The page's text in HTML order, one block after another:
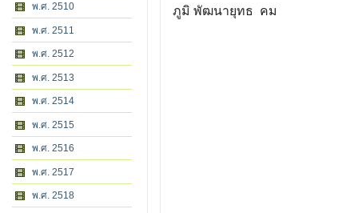
พ.ศ. 2510
พ.ศ. 2511
พ.ศ. 2512
พ.ศ. 2513
พ.ศ. 2514
พ.ศ. 2515
พ.ศ. 2516
พ.ศ. 2517
พ.ศ. 2518
ภูมิ พัฒนายุทธ คม